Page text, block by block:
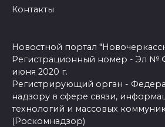
Контакты
Новостной портал
Регистрационный номер - Эл №
июня 2020 г.
Регистрирующий орган -
надзору в сфере связи,
технологий и массовых
(Роскомнадзор)